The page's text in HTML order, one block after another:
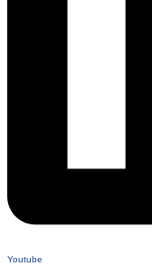
Youtube